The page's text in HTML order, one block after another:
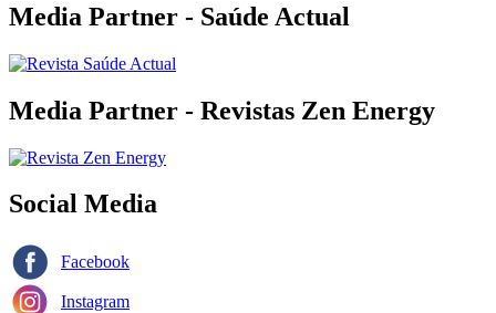
Media Partner - Saúde Actual
Media Partner - Revistas Zen Energy
Social Media
Facebook
Instagram